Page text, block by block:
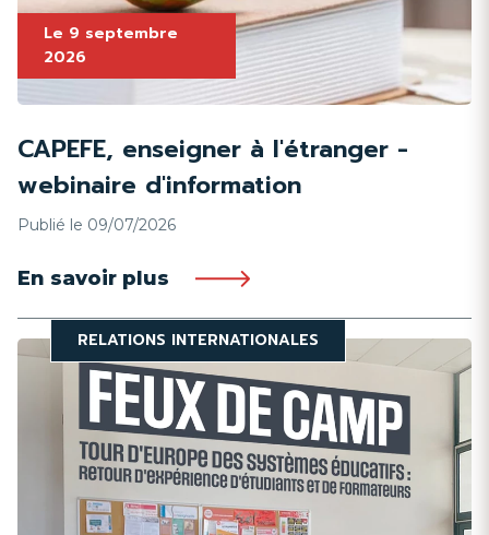
Le 9 septembre
2026
CAPEFE, enseigner à l'étranger -
webinaire d'information
Publié le 09/07/2026
En savoir plus
RELATIONS INTERNATIONALES